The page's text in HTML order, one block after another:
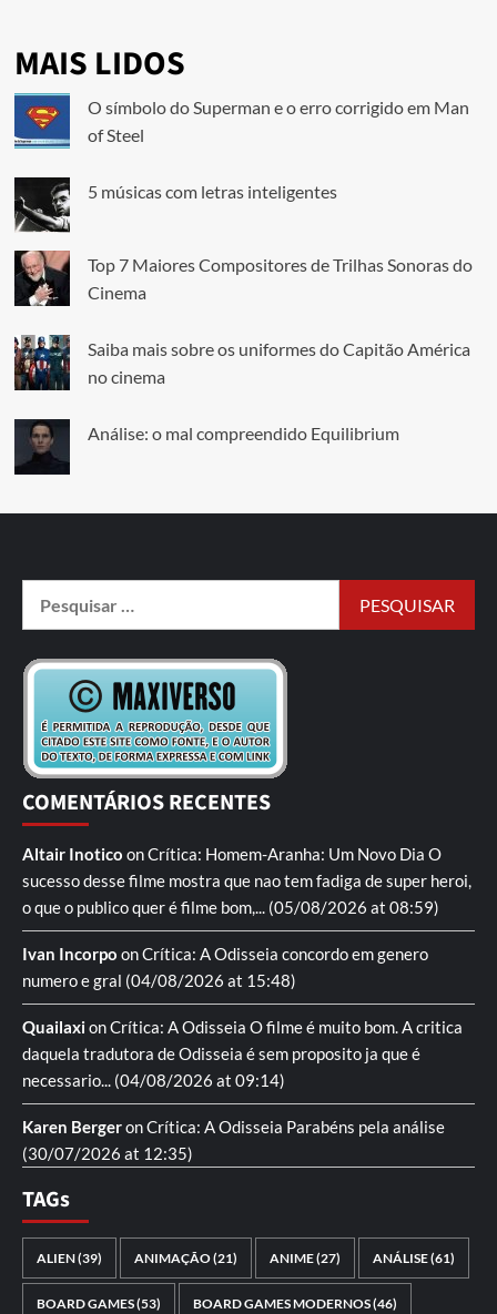
MAIS LIDOS
O símbolo do Superman e o erro corrigido em Man
of Steel
5 músicas com letras inteligentes
Top 7 Maiores Compositores de Trilhas Sonoras do
Cinema
Saiba mais sobre os uniformes do Capitão América
no cinema
Análise: o mal compreendido Equilibrium
COMENTÁRIOS RECENTES
Altair Inotico onCrítica: Homem-Aranha: Um Novo Dia O
sucesso desse filme mostra que nao tem fadiga de super heroi,
o que o publico quer é filme bom,... (05/08/2026 at 08:59)
Ivan Incorpo onCrítica: A Odisseia concordo em genero
numero e gral (04/08/2026 at 15:48)
QuailaxionCrítica: A Odisseia O filme é muito bom. A critica
daquela tradutora de Odisseia é sem proposito ja que é
necessario... (04/08/2026 at 09:14)
Karen BergeronCrítica: A Odisseia Parabéns pela análise
(30/07/2026 at 12:35)
TAGs
ALIEN(39) ANIMAÇÃO(21) ANIME(27) ANÁLISE(61)
BOARD GAMES(53) BOARD GAMES MODERNOS(46)